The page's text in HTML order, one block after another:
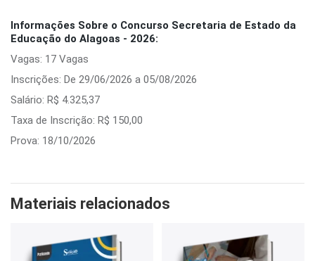
Informações Sobre o Concurso Secretaria de Estado da
Educação do Alagoas - 2026:
Vagas: 17 Vagas
Inscrições: De 29/06/2026 a 05/08/2026
Salário: R$ 4.325,37
Taxa de Inscrição: R$ 150,00
Prova: 18/10/2026
Materiais relacionados